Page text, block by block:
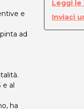
e
ad
al
ha
Leggi le
Inviaci